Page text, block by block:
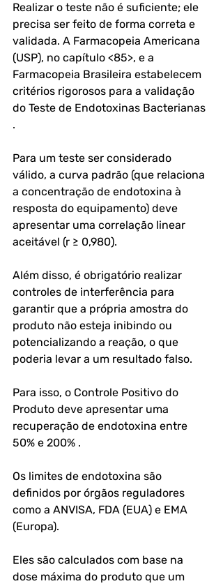
Realizar o teste não é suficiente; ele
precisa ser feito de forma correta e
validada. A Farmacopeia Americana
(USP), no capítulo <85>, e a
Farmacopeia Brasileira estabelecem
critérios rigorosos para a validação
do Teste de Endotoxinas Bacterianas
.
Para um teste ser considerado
válido, a curva padrão (que relaciona
a concentração de endotoxina à
resposta do equipamento) deve
apresentar uma correlação linear
aceitável (r ≥ 0,980).
Além disso, é obrigatório realizar
controles de interferência para
garantir que a própria amostra do
produto não esteja inibindo ou
potencializando a reação, o que
poderia levar a um resultado falso.
Para isso, o Controle Positivo do
Produto deve apresentar uma
recuperação de endotoxina entre
50% e 200% .
Os limites de endotoxina são
definidos por órgãos reguladores
como a ANVISA, FDA (EUA) e EMA
(Europa).
Eles são calculados com base na
dose máxima do produto que um